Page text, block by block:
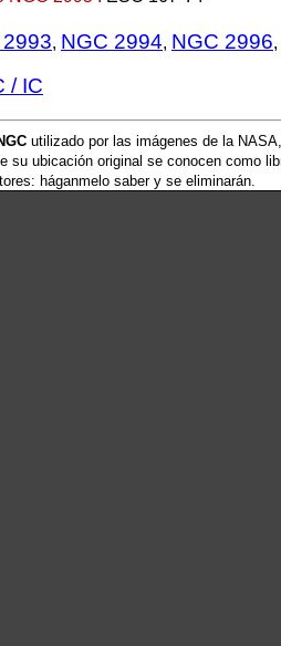
, NGC 2994, NGC 2996,
/ IC
utilizado por las imágenes de la
su ubicación original se conocen como
háganmelo saber y se eliminarán.